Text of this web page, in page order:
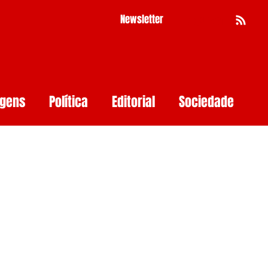
Newsletter
Política Editorial Sociedade